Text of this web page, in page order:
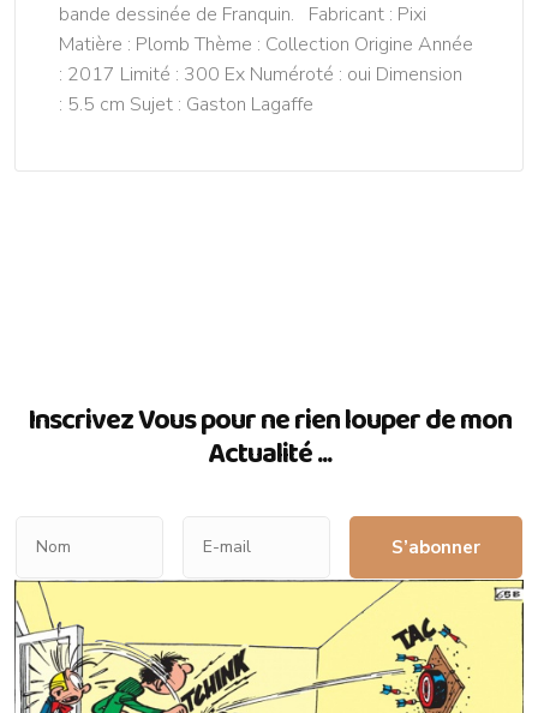
bande dessinée de Franquin. Fabricant : Pixi
Matière : Plomb Thème : Collection Origine Année
: 2017 Limité : 300 Ex Numéroté : oui Dimension
: 5.5 cm Sujet : Gaston Lagaffe
Inscrivez Vous pour ne rien louper de mon
Actualité ...
S’abonner